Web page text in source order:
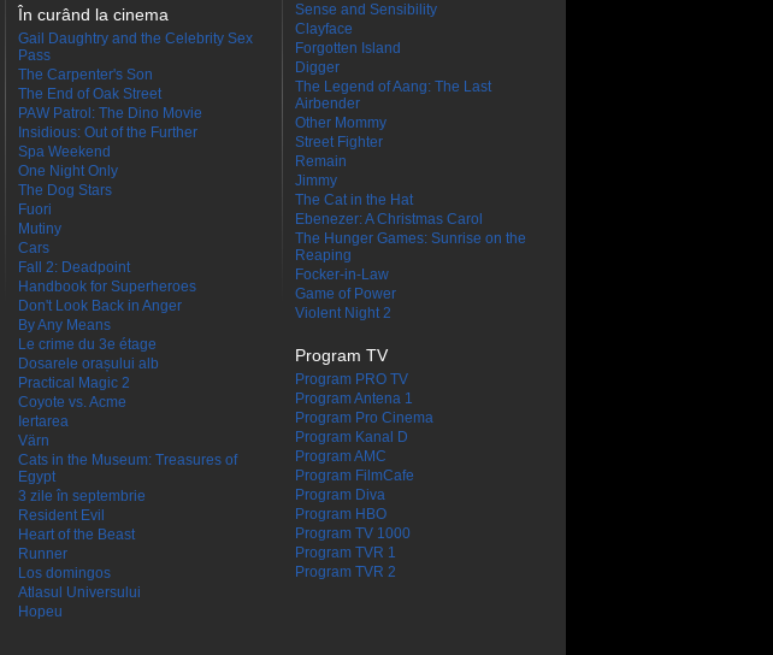
În curând la cinema
Gail Daughtry and the Celebrity Sex
Pass
The Carpenter's Son
The End of Oak Street
PAW Patrol: The Dino Movie
Insidious: Out of the Further
Spa Weekend
One Night Only
The Dog Stars
Fuori
Mutiny
Cars
Fall 2: Deadpoint
Handbook for Superheroes
Don't Look Back in Anger
By Any Means
Le crime du 3e étage
Dosarele orașului alb
Practical Magic 2
Coyote vs. Acme
Iertarea
Värn
Cats in the Museum: Treasures of
Egypt
3 zile în septembrie
Resident Evil
Heart of the Beast
Runner
Los domingos
Atlasul Universului
Hopeu
Sense and Sensibility
Clayface
Forgotten Island
Digger
The Legend of Aang: The Last
Airbender
Other Mommy
Street Fighter
Remain
Jimmy
The Cat in the Hat
Ebenezer: A Christmas Carol
The Hunger Games: Sunrise on the
Reaping
Focker-in-Law
Game of Power
Violent Night 2
Program TV
Program PRO TV
Program Antena 1
Program Pro Cinema
Program Kanal D
Program AMC
Program FilmCafe
Program Diva
Program HBO
Program TV 1000
Program TVR 1
Program TVR 2